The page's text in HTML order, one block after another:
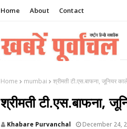
Home About Contact
Home mumbai श्रीमती टी.एस.बाफना, जूनियर
श्रीमती टी.एस.बाफना,
Khabare Purvanchal December 24,